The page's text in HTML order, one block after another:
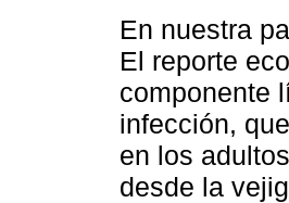
En nuestra
El reporte
componente
infección,
en los
desde la